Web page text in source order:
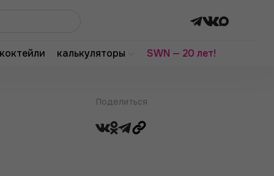
коктейли калькуляторы SWN — 20 лет!
Поделиться